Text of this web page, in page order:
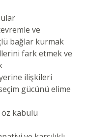
ve
bağlar kurmak
fark etmek ve
ilişkileri
gücünü elime
kabulü